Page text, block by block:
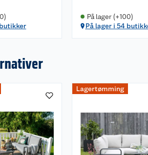
På lager (+100)
På lager i 54
Lagertømming